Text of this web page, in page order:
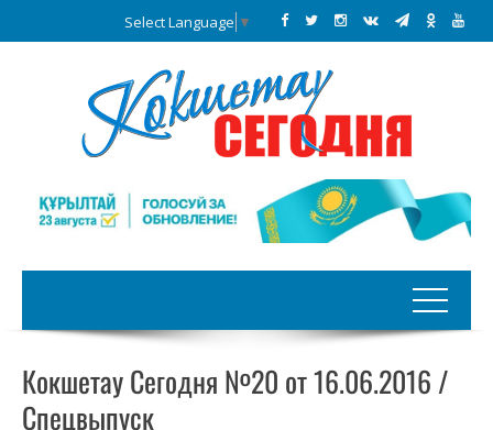
Select Language ▼
Кокшетау Сегодня №20 от 16.06.2016 /
Спецвыпуск